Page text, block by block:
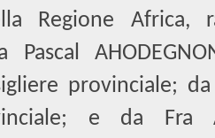
Regione Africa,
Pascal
provinciale;
e da Fra